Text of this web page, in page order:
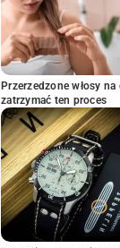
Przerzedzone włosy
zatrzymać ten proces